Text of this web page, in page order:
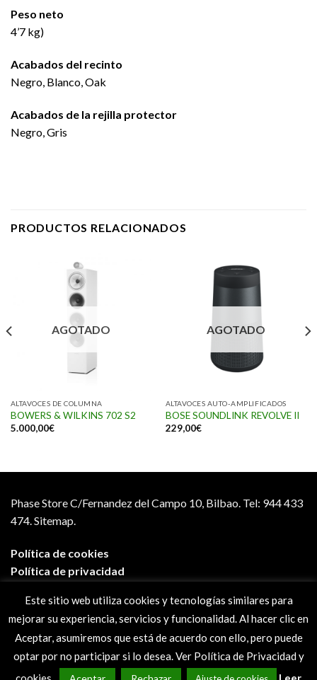
Peso neto
4’7 kg)
Acabados del recinto
Negro, Blanco, Oak
Acabados de la rejilla protector
Negro, Gris
PRODUCTOS RELACIONADOS
AGOTADO
ALTAVOCES DE COLUMNA
BOWERS & WILKINS 702 S2
5.000,00€
AGOTADO
ALTAVOCES AUTO-AMPLIFICADOS
BOSE SOUNDLINK REVOLVE II
229,00€
Phase Store C/Fernandez del Campo 10, Bilbao. Tel: 944 433
474.Sitemap.
Política de cookies
Política de privacidad
Condiciones de compra
Preguntas frecuentes
Este sitio web utiliza cookies y tecnologías similares para
mejorar su experiencia, servicios y funcionalidad. Al hacer clic en
Aceptar, asumiremos que está de acuerdo con ello, pero puede
optar por no participar si lo desea. Ver Política de Privacidad y